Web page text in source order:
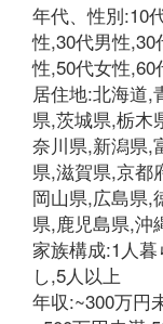
年代、性別:10
性,30代男性,30
性,50代女性,60
居住地:北海道,
県,茨城県,栃木
奈川県,新潟県,
県,滋賀県,京都
岡山県,広島県,
県,鹿児島県,沖
家族構成:1人
し,5人以上
年収:~300万円